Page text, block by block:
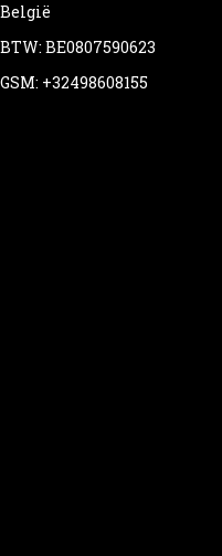
België
BTW: BE0807590623
GSM: +32498608155